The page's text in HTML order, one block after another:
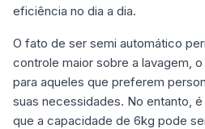
eficiência no dia a dia.
O fato de ser semi automático
controle maior sobre a lavagem,
para aqueles que preferem
suas necessidades. No entanto,
que a capacidade de 6kg pode